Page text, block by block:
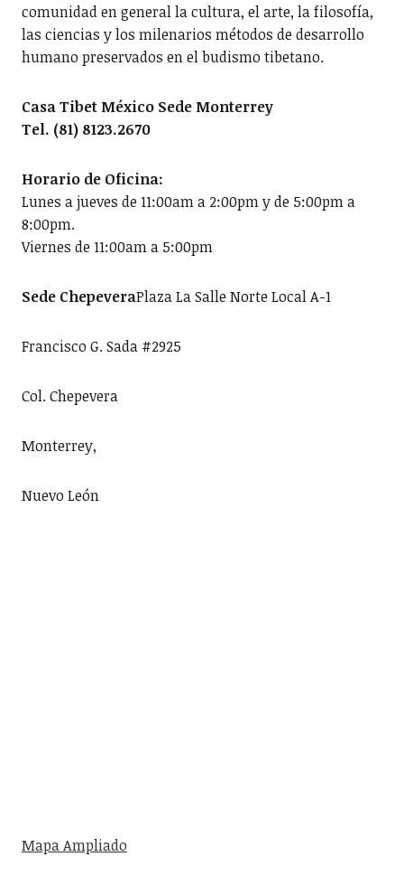
comunidad en general la cultura, el arte, la filosofía,
las ciencias y los milenarios métodos de desarrollo
humano preservados en el budismo tibetano.
Casa Tibet México Sede Monterrey
Tel. (81) 8123.2670
Horario de Oficina:
Lunes a jueves de 11:00am a 2:00pm y de 5:00pm a
8:00pm.
Viernes de 11:00am a 5:00pm
Sede ChepeveraPlaza La Salle Norte Local A-1
Francisco G. Sada #2925
Col. Chepevera
Monterrey,
Nuevo León
Mapa Ampliado